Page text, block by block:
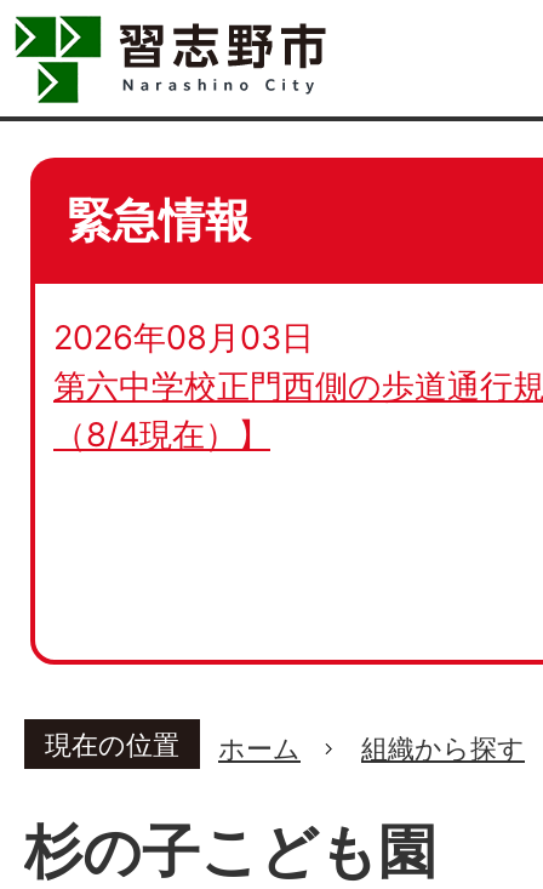
緊急情報
2026年08月03日
第六中学校正門西側の歩道通行
（8/4現在）】
現在の位置 ホーム 組織から探す
杉の子こども園